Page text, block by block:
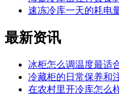
速冻冷库一天的耗电
最新资讯
冰柜怎么调温度最适
冷藏柜的日常保养和
在农村里开冷库怎么